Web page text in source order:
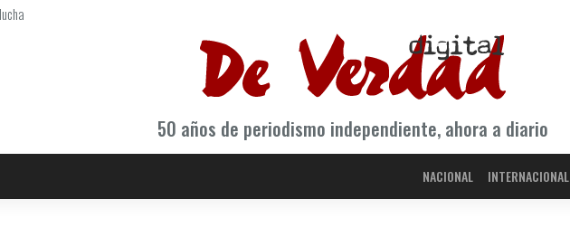
50 años de periodismo independiente, ahora a diario
NACIONAL INTERNACIONAL